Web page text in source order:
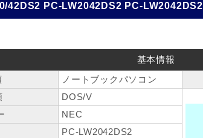
42DS2 PC-LW2042DS2 PC-LW2042DS2
基本情報
ノートブックパソコン
DOS/V
NEC
PC-LW2042DS2